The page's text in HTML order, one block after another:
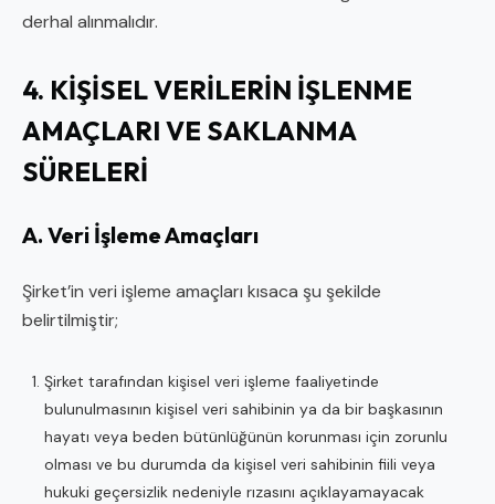
derhal alınmalıdır.
4. KİŞİSEL VERİLERİN İŞLENME
AMAÇLARI VE SAKLANMA
SÜRELERİ
A. Veri İşleme Amaçları
Şirket’in veri işleme amaçları kısaca şu şekilde
belirtilmiştir;
Şirket tarafından kişisel veri işleme faaliyetinde
bulunulmasının kişisel veri sahibinin ya da bir başkasının
hayatı veya beden bütünlüğünün korunması için zorunlu
olması ve bu durumda da kişisel veri sahibinin fiili veya
hukuki geçersizlik nedeniyle rızasını açıklayamayacak